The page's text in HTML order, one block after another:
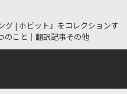
グ | ホビット』をコレクションす
のこと｜翻訳記事その他